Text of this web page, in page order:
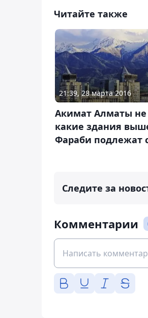
Читайте также
21:39, 28 марта 2016
Акимат Алматы не
какие здания
Фараби подлежат
Следите за
Комментарии